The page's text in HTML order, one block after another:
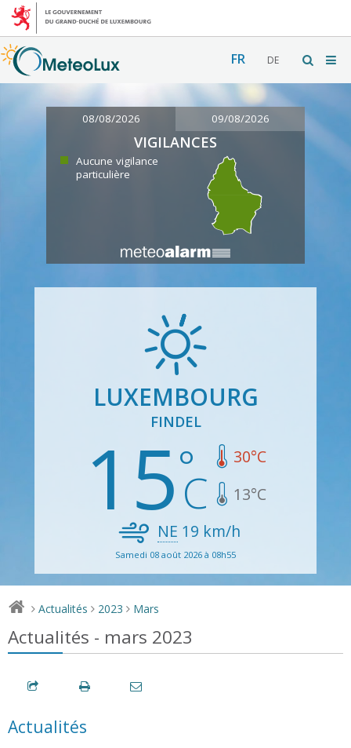
FR DE
08/08/2026 09/08/2026
VIGILANCES
Aucune vigilance
particulière
LUXEMBOURG
FINDEL
15 30°C
13°C
NE 19 km/h
Samedi 08 août 2026 à 08h55
> Actualités > 2023 > Mars
Actualités - mars 2023
Actualités